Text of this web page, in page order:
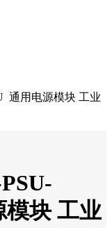
通用电源模块 工业
块 工业